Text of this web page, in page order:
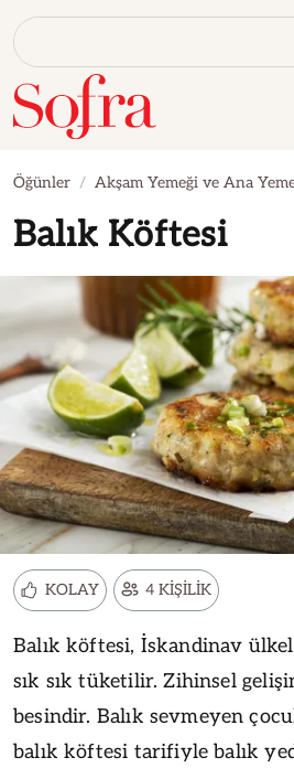
Öğünler Akşam Yemeği ve Ana
Balık Köftesi
KOLAY 4 KİŞİLİK
Balık köftesi, İskandinav
sık sık tüketilir. Zihinsel
besindir. Balık sevmeyen
balık köftesi tarifiyle balık